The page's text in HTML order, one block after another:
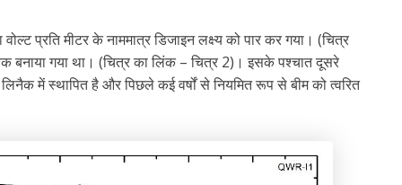
प्रति मीटर के नाममात्र डिजाइन लक्ष्य को पार कर गया। (चित्र
बनाया गया था। (चित्र का लिंक – चित्र 2)। इसके पश्चात दूसरे
में स्थापित है और पिछले कई वर्षों से नियमित रूप से बीम को त्वरित